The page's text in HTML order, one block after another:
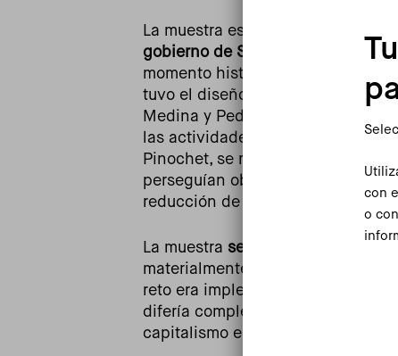
La muestra es una exposición
gobierno de Salvador Allende en
momento histórico para el país
tuvo el diseño en este periodo. En
Medina y Pedro Ignacio Alonso y
las actividades de
Pinochet, se reunirán cerca de
perseguían objetivos como la
reducción de la dependencia
La muestra se divide en siete
materialmente el programa de la
reto era implementar una
difería completamente de los
capitalismo estadounidense y el
con
o